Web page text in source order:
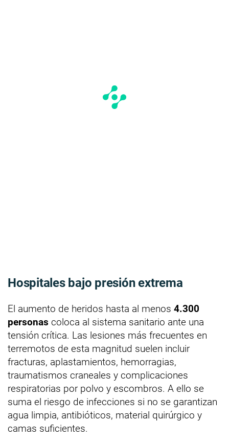
Hospitales bajo presión extrema
El aumento de heridos hasta al menos 4.300
personas coloca al sistema sanitario ante una
tensión crítica. Las lesiones más frecuentes en
terremotos de esta magnitud suelen incluir
fracturas, aplastamientos, hemorragias,
traumatismos craneales y complicaciones
respiratorias por polvo y escombros. A ello se
suma el riesgo de infecciones si no se garantizan
agua limpia, antibióticos, material quirúrgico y
camas suficientes.